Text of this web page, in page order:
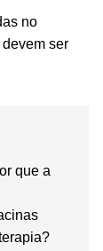
no
ser
que a